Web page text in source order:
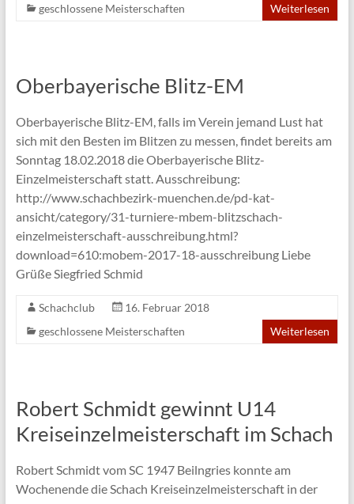
geschlossene Meisterschaften
Weiterlesen
Oberbayerische Blitz-EM
Oberbayerische Blitz-EM, falls im Verein jemand Lust hat
sich mit den Besten im Blitzen zu messen, findet bereits am
Sonntag 18.02.2018 die Oberbayerische Blitz-
Einzelmeisterschaft statt. Ausschreibung:
http://www.schachbezirk-muenchen.de/pd-kat-
ansicht/category/31-turniere-mbem-blitzschach-
einzelmeisterschaft-ausschreibung.html?
download=610:mobem-2017-18-ausschreibung Liebe
Grüße Siegfried Schmid
Schachclub
16. Februar 2018
geschlossene Meisterschaften
Weiterlesen
Robert Schmidt gewinnt U14
Kreiseinzelmeisterschaft im Schach
Robert Schmidt vom SC 1947 Beilngries konnte am
Wochenende die Schach Kreiseinzelmeisterschaft in der